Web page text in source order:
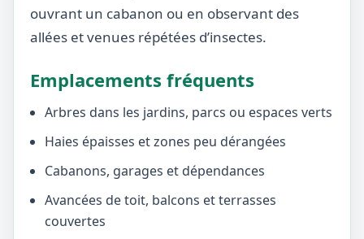
ouvrant un cabanon ou en observant des
allées et venues répétées d’insectes.
Emplacements fréquents
Arbres dans les jardins, parcs ou espaces verts
Haies épaisses et zones peu dérangées
Cabanons, garages et dépendances
Avancées de toit, balcons et terrasses
couvertes